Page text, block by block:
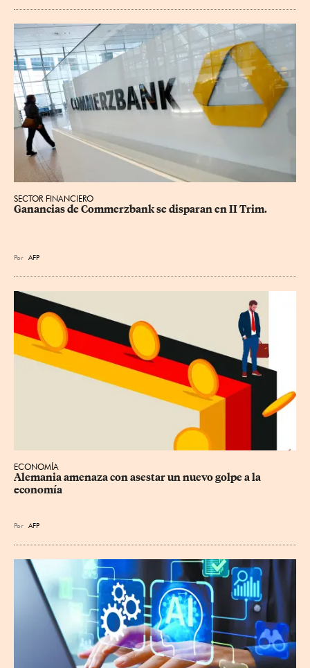
SECTOR FINANCIERO
Ganancias de Commerzbank se disparan en II Trim.
Por AFP
ECONOMÍA
Alemania amenaza con asestar un nuevo golpe a la
economía
Por AFP